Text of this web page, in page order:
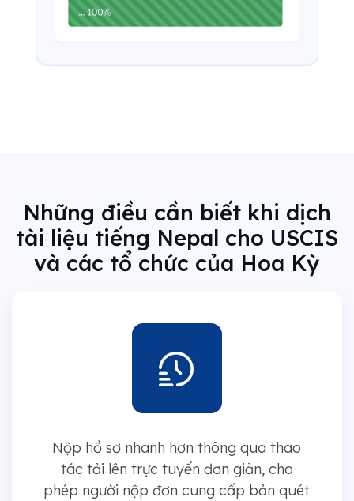
Những điều cần biết khi dịch
tài liệu tiếng Nepal cho USCIS
và các tổ chức của Hoa Kỳ
Nộp hồ sơ nhanh hơn thông qua thao
tác tải lên trực tuyến đơn giản, cho
phép người nộp đơn cung cấp bản quét